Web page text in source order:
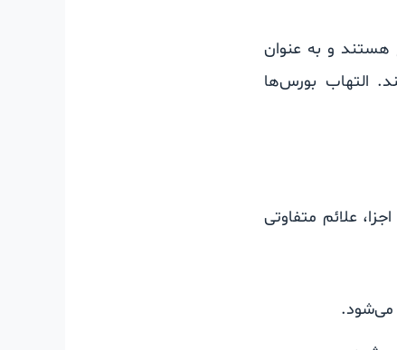
هستند و به عنوان
التهاب بورس‌ها
علائم متفاوتی
می‌شود.